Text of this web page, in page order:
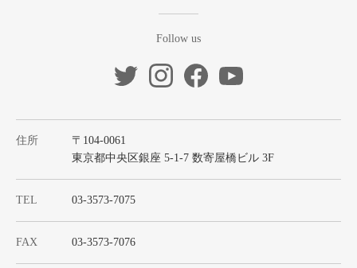
Follow us
住所
〒104-0061
東京都中央区銀座 5-1-7 数寄屋橋ビル 3F
TEL 03-3573-7075
FAX 03-3573-7076